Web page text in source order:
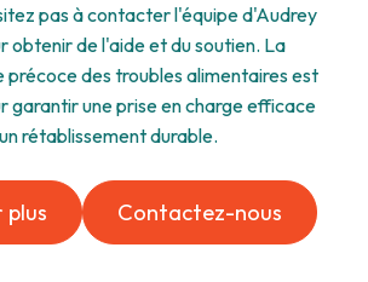
pas à contacter l'équipe d'Audrey
obtenir de l'aide et du soutien. La
précoce des troubles alimentaires est
garantir une prise en charge efficace
rétablissement durable.
plus Contactez-nous